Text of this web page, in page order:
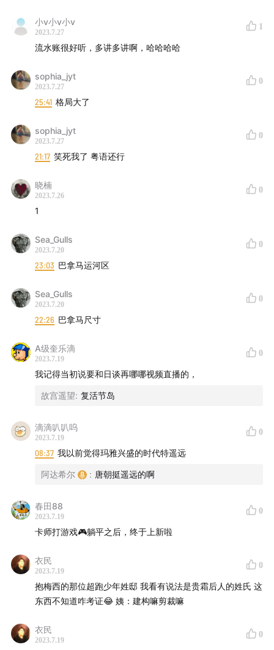
小v小v小v
2023.7.27
1
流水账很好听，多讲多讲啊，哈哈哈哈
sophia_jyt
2023.7.27
0
25:41 格局大了
sophia_jyt
2023.7.27
0
21:17 笑死我了 粤语还行
晓楠
2023.7.26
0
1
Sea_Gulls
2023.7.20
0
23:03 巴拿马运河区
Sea_Gulls
2023.7.20
0
22:26 巴拿马尺寸
A级奎乐滴
2023.7.19
0
我记得当初说要和日谈再哪哪视频直播的，
故宫遥望: 复活节岛
滴滴叭叭呜
2023.7.19
0
08:37 我以前觉得玛雅兴盛的时代特遥远
阿达希尔 : 唐朝挺遥远的啊
春田88
2023.7.19
0
卡师打游戏🎮躺平之后，终于上新啦
衣民
2023.7.19
0
抱梅西的那位超跑少年姓邸 我看有说法是贵霜后人的姓氏 这
东西不知道咋考证😂 姨：建构嘛剪裁嘛
衣民
2023.7.19
0